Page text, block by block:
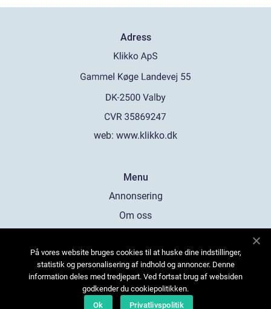
Adress
web: www.klikko.dk
Menu
Annonsering
Om oss
Kontakta oss
Sitemap
På vores website bruges cookies til at huske dine indstillinger,
statistik og personalisering af indhold og annoncer. Denne
information deles med tredjepart. Ved fortsat brug af websiden
godkender du cookiepolitikken.
Ok
Privatlivspolitik